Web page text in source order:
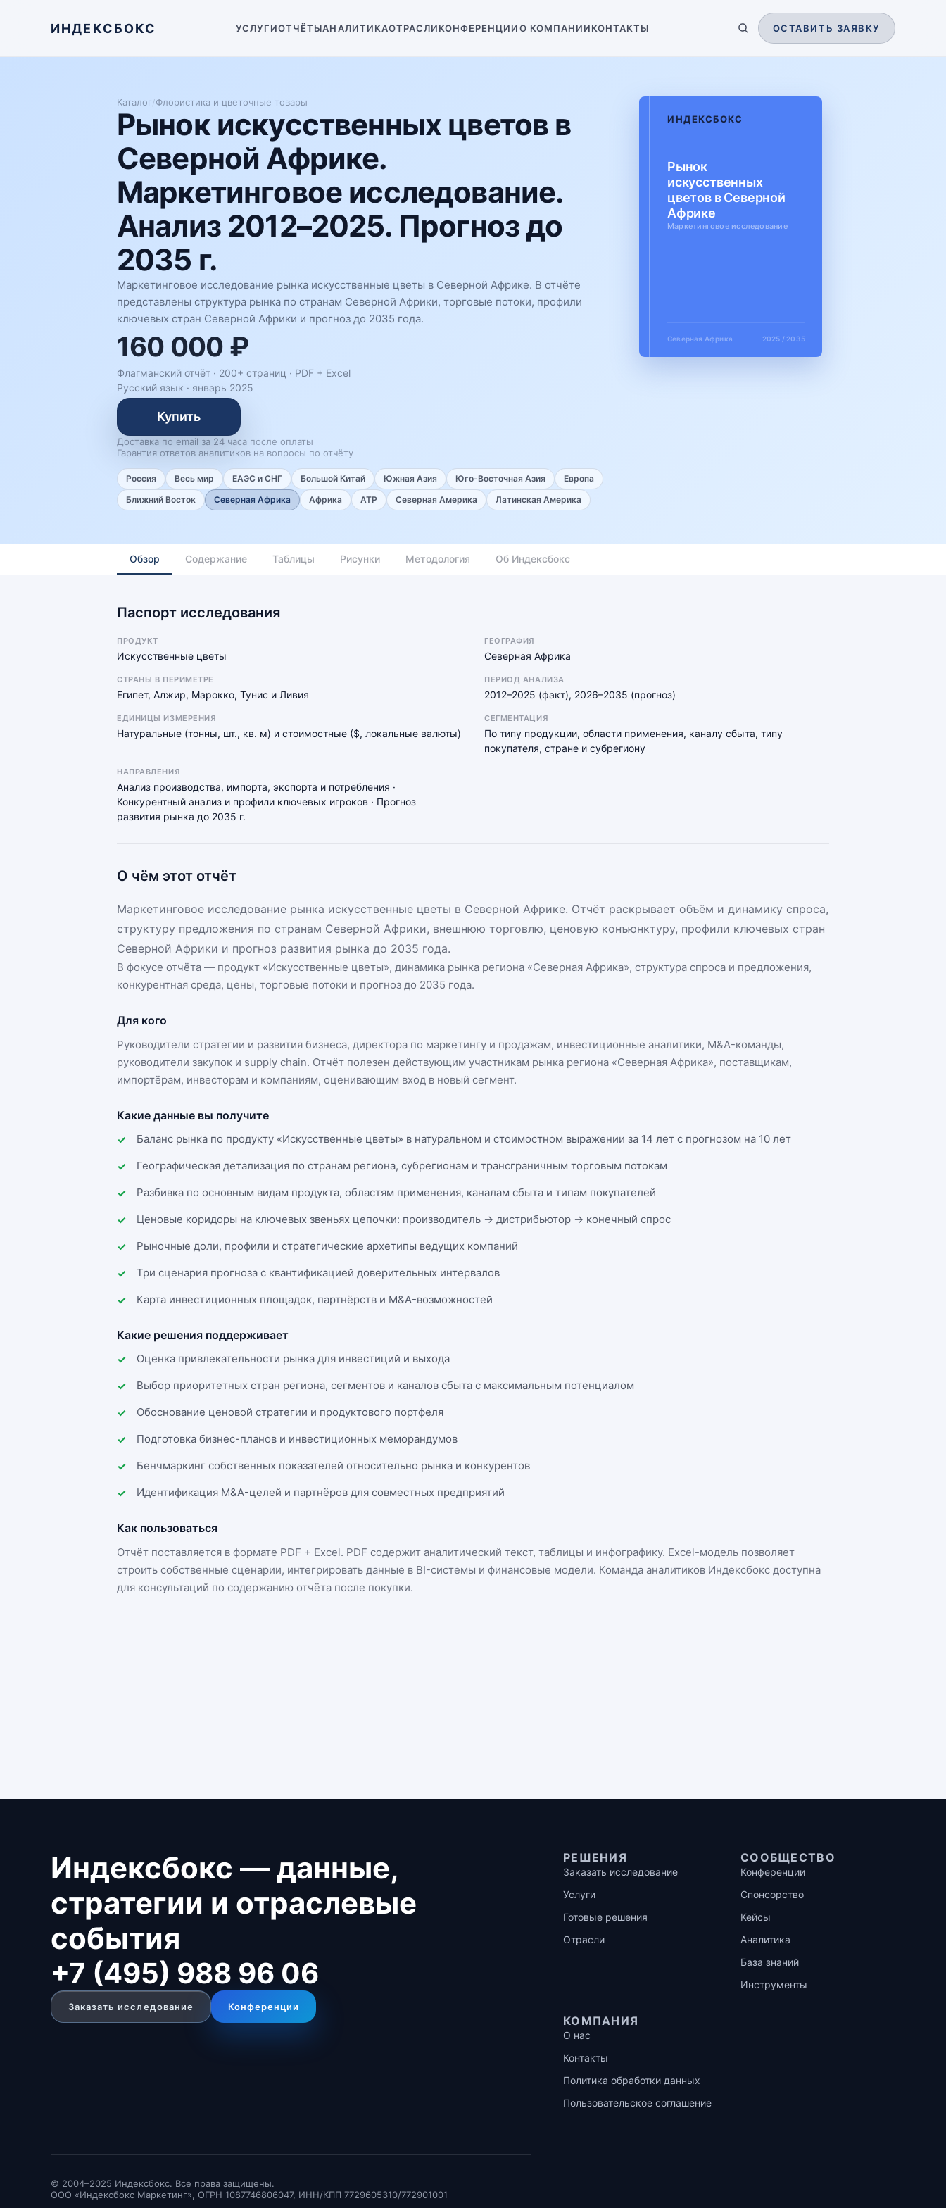
ИНДЕКСБОКС УСЛУГИОТЧЁТЫАНАЛИТИКАОТРАСЛИКОНФЕРЕНЦИИО КОМПАНИИКОНТАКТЫ ОСТАВИТЬ ЗАЯВКУ
Каталог/Флористика и цветочные товары
Рынок искусственных цветов в
Северной Африке.
Маркетинговое исследование.
Анализ 2012–2025. Прогноз до
2035 г.
Маркетинговое исследование рынка искусственные цветы в Северной Африке. В отчёте
представлены структура рынка по странам Северной Африки, торговые потоки, профили
ключевых стран Северной Африки и прогноз до 2035 года.
160 000 ₽
Флагманский отчёт · 200+ страниц · PDF + Excel
Русский язык · январь 2025
Купить
Доставка по email за 24 часа после оплаты
Гарантия ответов аналитиков на вопросы по отчёту
Россия Весь мир ЕАЭС и СНГ Большой Китай Южная Азия Юго-Восточная Азия
Европа
Ближний Восток
Северная Африка Африка АТР Северная Америка Латинская Америка
ИНДЕКСБОКС
Рынок
искусственных
цветов в Северной
Африке
Маркетинговое исследование
Северная Африка 2025 / 2035
Обзор Содержание Таблицы Рисунки Методология Об Индексбокс
Паспорт исследования
ПРОДУКТ
Искусственные цветы
ГЕОГРАФИЯ
Северная Африка
СТРАНЫ В ПЕРИМЕТРЕ
Египет, Алжир, Марокко, Тунис и Ливия
ПЕРИОД АНАЛИЗА
2012–2025 (факт), 2026–2035 (прогноз)
ЕДИНИЦЫ ИЗМЕРЕНИЯ
Натуральные (тонны, шт., кв. м) и стоимостные ($, локальные валюты)
СЕГМЕНТАЦИЯ
По типу продукции, области применения, каналу сбыта, типу
покупателя, стране и субрегиону
НАПРАВЛЕНИЯ
Анализ производства, импорта, экспорта и потребления ·
Конкурентный анализ и профили ключевых игроков · Прогноз
развития рынка до 2035 г.
О чём этот отчёт
Маркетинговое исследование рынка искусственные цветы в Северной Африке. Отчёт раскрывает объём и динамику спроса,
структуру предложения по странам Северной Африки, внешнюю торговлю, ценовую конъюнктуру, профили ключевых стран
Северной Африки и прогноз развития рынка до 2035 года.
В фокусе отчёта — продукт «Искусственные цветы», динамика рынка региона «Северная Африка», структура спроса и предложения,
конкурентная среда, цены, торговые потоки и прогноз до 2035 года.
Для кого
Руководители стратегии и развития бизнеса, директора по маркетингу и продажам, инвестиционные аналитики, M&A-команды,
руководители закупок и supply chain. Отчёт полезен действующим участникам рынка региона «Северная Африка», поставщикам,
импортёрам, инвесторам и компаниям, оценивающим вход в новый сегмент.
Какие данные вы получите
Баланс рынка по продукту «Искусственные цветы» в натуральном и стоимостном выражении за 14 лет с прогнозом на 10 лет
Географическая детализация по странам региона, субрегионам и трансграничным торговым потокам
Разбивка по основным видам продукта, областям применения, каналам сбыта и типам покупателей
Ценовые коридоры на ключевых звеньях цепочки: производитель → дистрибьютор → конечный спрос
Рыночные доли, профили и стратегические архетипы ведущих компаний
Три сценария прогноза с квантификацией доверительных интервалов
Карта инвестиционных площадок, партнёрств и M&A-возможностей
Какие решения поддерживает
Оценка привлекательности рынка для инвестиций и выхода
Выбор приоритетных стран региона, сегментов и каналов сбыта с максимальным потенциалом
Обоснование ценовой стратегии и продуктового портфеля
Подготовка бизнес-планов и инвестиционных меморандумов
Бенчмаркинг собственных показателей относительно рынка и конкурентов
Идентификация M&A-целей и партнёров для совместных предприятий
Как пользоваться
Отчёт поставляется в формате PDF + Excel. PDF содержит аналитический текст, таблицы и инфографику. Excel-модель позволяет
строить собственные сценарии, интегрировать данные в BI-системы и финансовые модели. Команда аналитиков Индексбокс доступна
для консультаций по содержанию отчёта после покупки.
Индексбокс — данные,
стратегии и отраслевые
события
+7 (495) 988 96 06
Заказать исследование Конференции
РЕШЕНИЯ
Заказать исследование
Услуги
Готовые решения
Отрасли
СООБЩЕСТВО
Конференции
Спонсорство
Кейсы
Аналитика
База знаний
Инструменты
КОМПАНИЯ
О нас
Контакты
Политика обработки данных
Пользовательское соглашение
© 2004–2025 Индексбокс. Все права защищены.
ООО «Индексбокс Маркетинг», ОГРН 1087746806047, ИНН/КПП 7729605310/772901001